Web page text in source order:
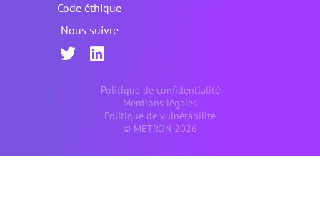
Code éthique
Nous suivre
Politique de confidentialité
Mentions légales
Politique de vulnérabilité
© METRON 2026